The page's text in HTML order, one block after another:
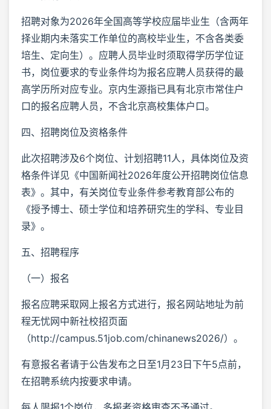
招聘对象为2026年全国高等学校应届毕业生（含两年
择业期内未落实工作单位的高校毕业生，不含各类委
培生、定向生）。应聘人员毕业时须取得学历学位证
书，岗位要求的专业条件均为报名应聘人员获得的最
高学历所对应专业。京内生源指已具有北京市常住户
口的报名应聘人员，不含北京高校集体户口。
四、招聘岗位及资格条件
此次招聘涉及6个岗位、计划招聘11人，具体岗位及资
格条件详见《中国新闻社2026年度公开招聘岗位信息
表》。其中，有关岗位专业条件参考教育部公布的
《授予博士、硕士学位和培养研究生的学科、专业目
录》。
五、招聘程序
（一）报名
报名应聘采取网上报名方式进行，报名网站地址为前
程无忧网中新社校招页面
（http://campus.51job.com/chinanews2026/）。
有意报名者请于公告发布之日至1月23日下午5点前，
在招聘系统内按要求申请。